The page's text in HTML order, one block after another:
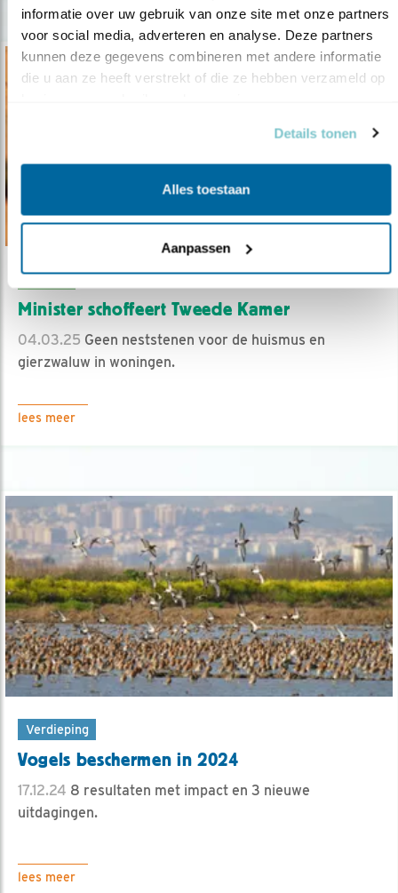
informatie over uw gebruik van onze site met onze partners
voor social media, adverteren en analyse. Deze partners
kunnen deze gegevens combineren met andere informatie
die u aan ze heeft verstrekt of die ze hebben verzameld op
Details tonen
Alles toestaan
Aanpassen
Nieuws
Minister schoffeert Tweede Kamer
04.03.25 Geen neststenen voor de huismus en
gierzwaluw in woningen.
lees meer
Verdieping
Vogels beschermen in 2024
17.12.24 8 resultaten met impact en 3 nieuwe
uitdagingen.
lees meer